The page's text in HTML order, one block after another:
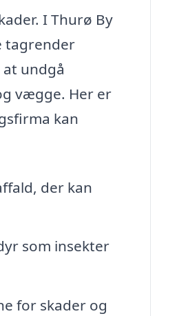
I Thurø By
tagrender
undgå
vægge. Her er
kan
der kan
som insekter
for skader og